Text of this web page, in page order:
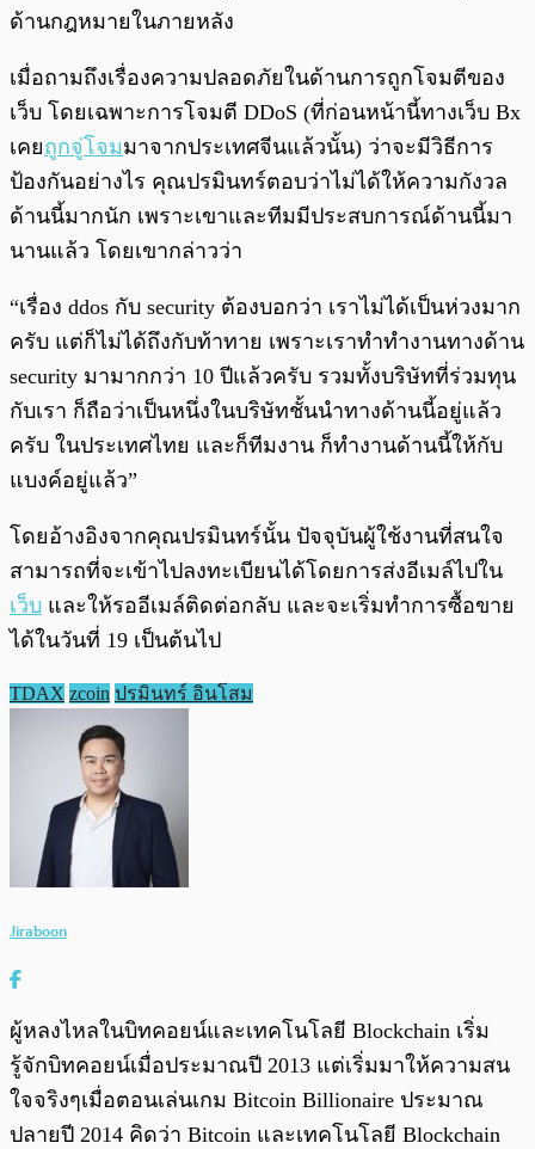
ด้านกฎหมายในภายหลัง
เมื่อถามถึงเรื่องความปลอดภัยในด้านการถูกโจมตีของ
เว็บ โดยเฉพาะการโจมตี DDoS (ที่ก่อนหน้านี้ทางเว็บ Bx
เคยถูกจู่โจมมาจากประเทศจีนแล้วนั้น) ว่าจะมีวิธีการ
ป้องกันอย่างไร คุณปรมินทร์ตอบว่าไม่ได้ให้ความกังวล
ด้านนี้มากนัก เพราะเขาและทีมมีประสบการณ์ด้านนี้มา
นานแล้ว โดยเขากล่าวว่า
“เรื่อง ddos กับ security ต้องบอกว่า เราไม่ได้เป็นห่วงมาก
ครับ แต่ก็ไม่ได้ถึงกับท้าทาย เพราะเราทำทำงานทางด้าน
security มามากกว่า 10 ปีแล้วครับ รวมทั้งบริษัทที่ร่วมทุน
กับเรา ก็ถือว่าเป็นหนึ่งในบริษัทชั้นนำทางด้านนี้อยู่แล้ว
ครับ ในประเทศไทย และก็ทีมงาน ก็ทำงานด้านนี้ให้กับ
แบงค์อยู่แล้ว”
โดยอ้างอิงจากคุณปรมินทร์นั้น ปัจจุบันผู้ใช้งานที่สนใจ
สามารถที่จะเข้าไปลงทะเบียนได้โดยการส่งอีเมล์ไปใน
เว็บ และให้รออีเมล์ติดต่อกลับ และจะเริ่มทำการซื้อขาย
ได้ในวันที่ 19 เป็นต้นไป
TDAX zcoin ปรมินทร์ อินโสม
Jiraboon
ผู้หลงไหลในบิทคอยน์และเทคโนโลยี Blockchain เริ่ม
รู้จักบิทคอยน์เมื่อประมาณปี 2013 แต่เริ่มมาให้ความสน
ใจจริงๆเมื่อตอนเล่นเกม Bitcoin Billionaire ประมาณ
ปลายปี 2014 คิดว่า Bitcoin และเทคโนโลยี Blockchain